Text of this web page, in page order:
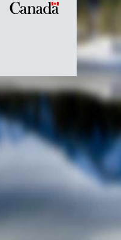
Symbole
du
Canada